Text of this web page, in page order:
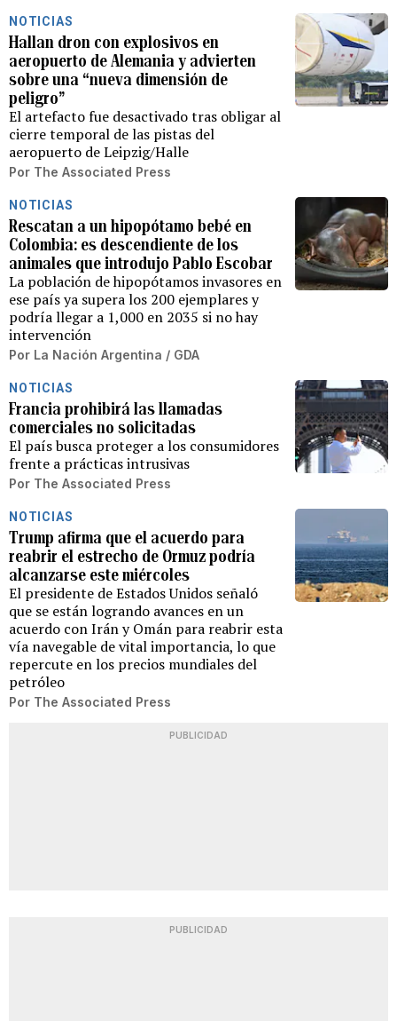
NOTICIAS
Hallan dron con explosivos en
aeropuerto de Alemania y advierten
sobre una “nueva dimensión de
peligro”
El artefacto fue desactivado tras obligar al
cierre temporal de las pistas del
aeropuerto de Leipzig/Halle
Por The Associated Press
NOTICIAS
Rescatan a un hipopótamo bebé en
Colombia: es descendiente de los
animales que introdujo Pablo Escobar
La población de hipopótamos invasores en
ese país ya supera los 200 ejemplares y
podría llegar a 1,000 en 2035 si no hay
intervención
Por La Nación Argentina / GDA
NOTICIAS
Francia prohibirá las llamadas
comerciales no solicitadas
El país busca proteger a los consumidores
frente a prácticas intrusivas
Por The Associated Press
NOTICIAS
Trump afirma que el acuerdo para
reabrir el estrecho de Ormuz podría
alcanzarse este miércoles
El presidente de Estados Unidos señaló
que se están logrando avances en un
acuerdo con Irán y Omán para reabrir esta
vía navegable de vital importancia, lo que
repercute en los precios mundiales del
petróleo
Por The Associated Press
PUBLICIDAD
PUBLICIDAD